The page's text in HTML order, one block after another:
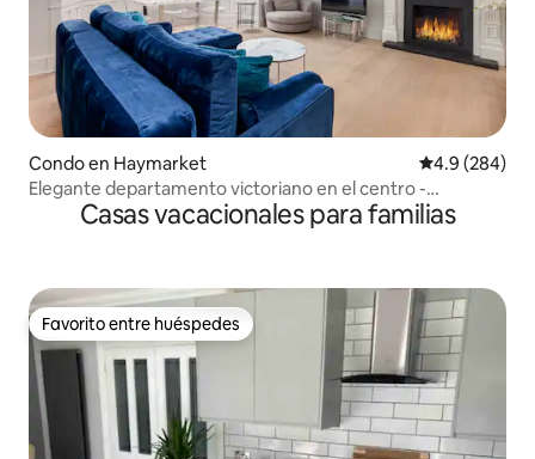
Condo en Haymarket Calificación
4.9 (284)
Elegante departamento victoriano en el centro -
Estacionamiento gratuito
Casas vacacionales para familias
Favorito entre huéspedes
Favorito entre huéspedes